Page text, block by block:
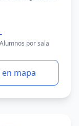
-
Alumnos por sala
en mapa